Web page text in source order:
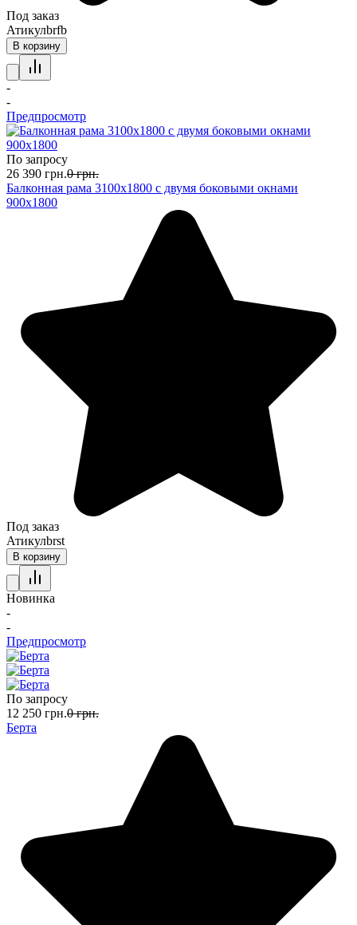
Под заказ
Атикулbrfb
В корзину
-
-
Предпросмотр
По запросу
26 390 грн.0 грн.
Балконная рама 3100х1800 с двумя боковыми окнами
900х1800
Под заказ
Атикулbrst
В корзину
Новинка
-
-
Предпросмотр
По запросу
12 250 грн.0 грн.
Берта